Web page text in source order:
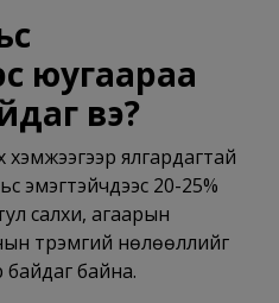
юугаараа
вэ?
ялгардагтай
эмэгтэйчүүдээс 20-25%
салхи, агаарын
түрэмгий нөлөөллийг
байдаг байна.